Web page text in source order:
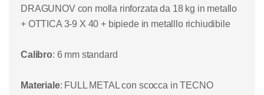
DRAGUNOV con molla rinforzata da 18 kg in metallo
+ OTTICA 3-9 X 40 + bipiede in metalllo richiudibile
Calibro: 6 mm standard
Materiale: FULL METAL con scocca in TECNO